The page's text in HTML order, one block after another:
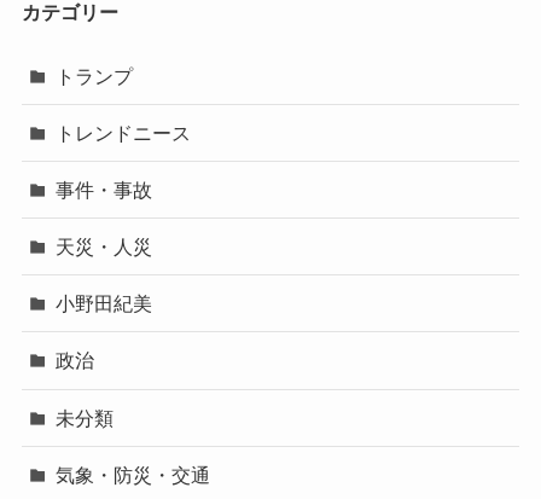
カテゴリー
トランプ
トレンドニース
事件・事故
天災・人災
小野田紀美
政治
未分類
気象・防災・交通